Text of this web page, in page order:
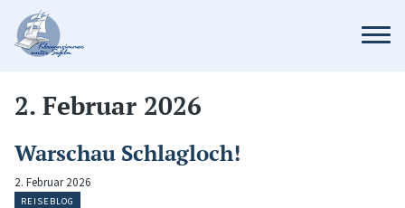
2. Februar 2026
Warschau Schlagloch!
2. Februar 2026
REISEBLOG